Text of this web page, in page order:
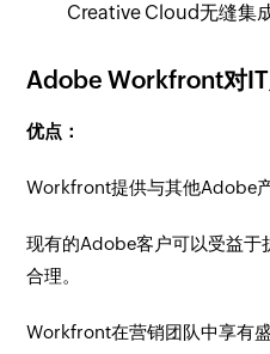
Creative Cloud无缝集
Adobe Workfront对IT
优点：
Workfront提供与其他Adobe
现有的Adobe客户可以受益于
合理。
Workfront在营销团队中享有盛